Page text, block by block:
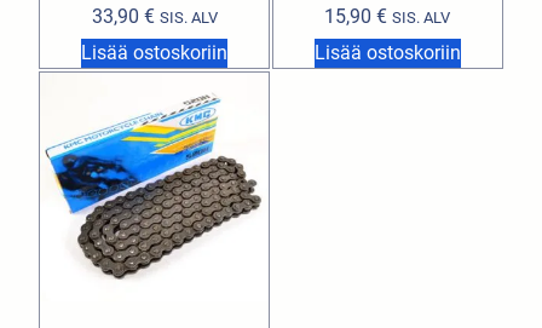
33,90 € SIS. ALV
Lisää ostoskoriin
15,90€ SIS. ALV
Lisää ostoskoriin